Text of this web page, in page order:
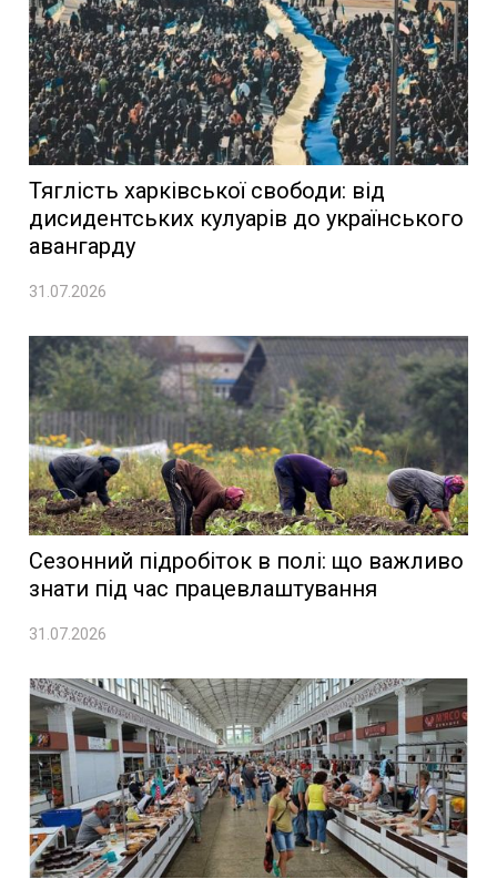
Тяглість харківської свободи: від
дисидентських кулуарів до українського
авангарду
31.07.2026
Сезонний підробіток в полі: що важливо
знати під час працевлаштування
31.07.2026